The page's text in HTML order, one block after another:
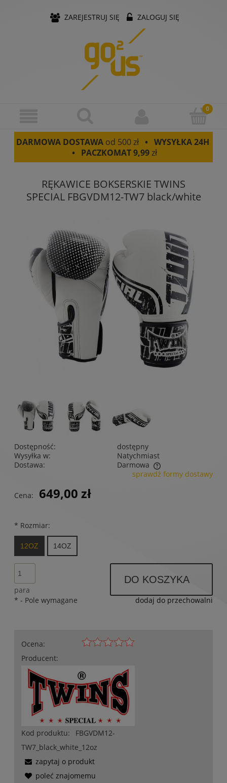
ZAREJESTRUJ SIĘ ZALOGUJ SIĘ
DARMOWA DOSTAWA od 500 zł• WYSYŁKA 24H
• PACZKOMAT9,99zł
RĘKAWICE BOKSERSKIE TWINS
SPECIAL FBGVDM12-TW7 black/white
Dostępność:
dostępny
Wysyłka w:
Natychmiast
Dostawa:
Darmowa
Cena nie zawiera ewentualnych kosztów płatności
sprawdź formy dostawy
Cena: 649,00 zł
* Rozmiar:
12OZ 14OZ
para
DO KOSZYKA
dodaj do przechowalni
* - Pole wymagane
Ocena:
Producent:
Kod produktu:
FBGVDM12-
TW7_black_white_12oz
zapytaj o produkt
poleć znajomemu